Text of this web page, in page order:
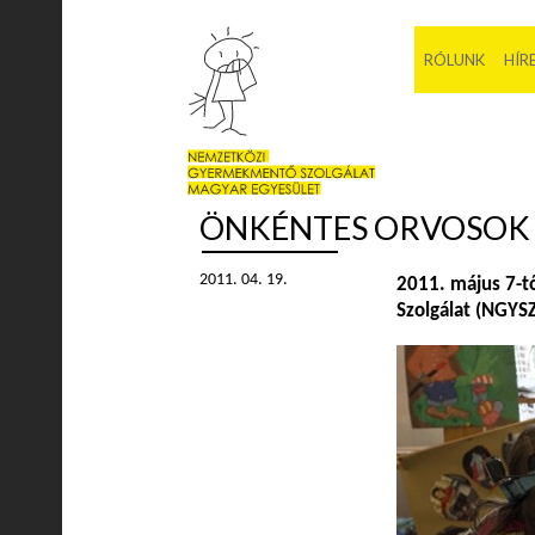
RÓLUNK
ÖNKÉNTES
2011. 04. 19.
2011. május 7-
Szolgálat